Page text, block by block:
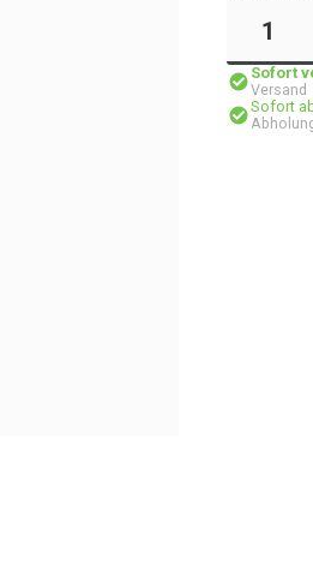
Sofort
Versand
Sofort